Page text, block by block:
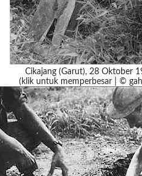
Cikajang (Garut), 28 Oktober
(klik untuk memperbesar | ©